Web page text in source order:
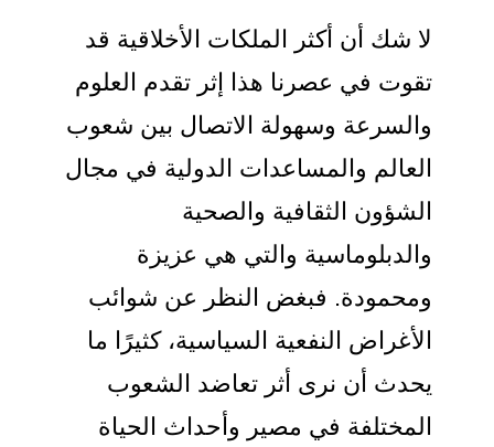
لا شك أن أكثر الملكات الأخلاقية قد
تقوت في عصرنا هذا إثر تقدم العلوم
والسرعة وسهولة الاتصال بين شعوب
العالم والمساعدات الدولية في مجال
الشؤون الثقافية والصحية
والدبلوماسية والتي هي عزيزة
ومحمودة. فبغض النظر عن شوائب
الأغراض النفعية السياسية، كثيرًا ما
يحدث أن نرى أثر تعاضد الشعوب
المختلفة في مصير وأحداث الحياة